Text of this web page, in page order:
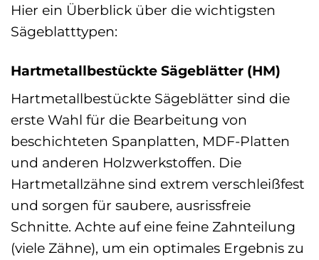
Hier ein Überblick über die wichtigsten
Sägeblatttypen:
Hartmetallbestückte Sägeblätter (HM)
Hartmetallbestückte Sägeblätter sind die
erste Wahl für die Bearbeitung von
beschichteten Spanplatten, MDF-Platten
und anderen Holzwerkstoffen. Die
Hartmetallzähne sind extrem verschleißfest
und sorgen für saubere, ausrissfreie
Schnitte. Achte auf eine feine Zahnteilung
(viele Zähne), um ein optimales Ergebnis zu